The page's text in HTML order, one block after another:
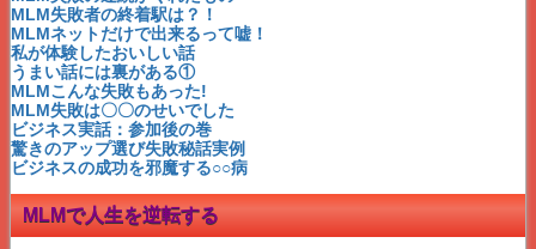
ハワイまで自転車で行くつもり？①
しゃべらない営業マンが成功するMLM
成功のサンプルが伝染するMLM
MLMモナヴィー前田敦子も愛用者
101歳の詩人・柴田トヨさん天国へ
ジェームス・スキナー元・葛飾区民！
MLM飽きっぽい人が成功する
MLM「自分年金」を作っちゃおう！
MLM男性が望む結婚条件は５K
MLM失敗者の終着駅は？！
MLM〇〇初心者からの質問
MLMノウハウ無料の秘密を暴露！
MLMおいしい話～体験談
MLM失敗者の終着駅は？！
MLMネットだけで出来るって嘘！
私が体験したおいしい話
うまい話には裏がある①
MLMこんな失敗もあった!
MLM失敗は〇〇のせいでした
ビジネス実話：参加後の巻
驚きのアップ選び失敗秘話実例
ビジネスの成功を邪魔する○○病
MLMで人生を逆転する